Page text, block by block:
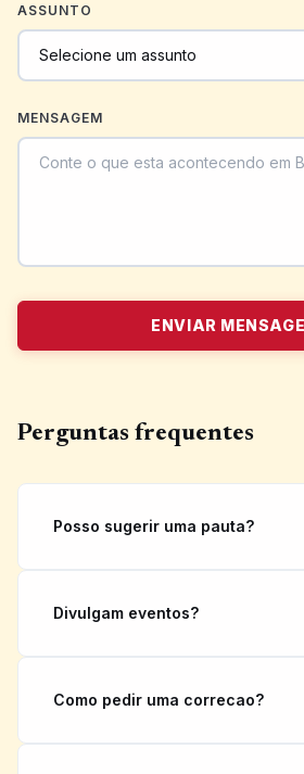
ASSUNTO
MENSAGEM
ENVIAR
Perguntas frequentes
Posso sugerir uma pauta?
Divulgam eventos?
Como pedir uma correcao?